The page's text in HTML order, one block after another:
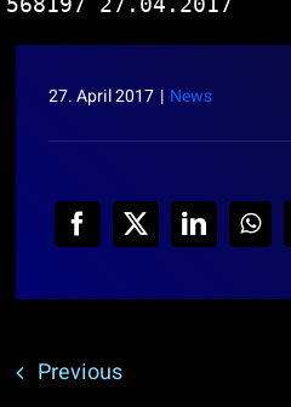
27. April 2017 | News
Previous